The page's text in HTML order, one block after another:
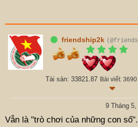
friendship2k
Tài sản: 33821.87 Bài viết: 3690
9 Tháng
Vẫn là "trò chơi của những con số".